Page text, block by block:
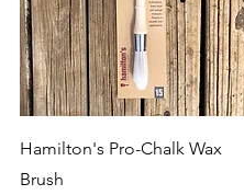
Aperçu rapide
Hamilton's Pro-Chalk Wax
Brush